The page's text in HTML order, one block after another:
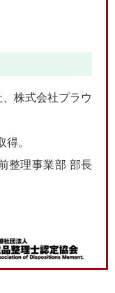
株式会社プラウ
。
整理事業部 部長